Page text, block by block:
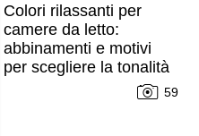
Colori rilassanti per
camere da letto:
abbinamenti e motivi
per scegliere la tonalità
59